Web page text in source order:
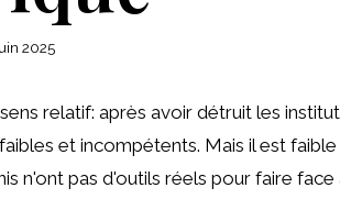
2025
relatif: après avoir détruit les
et incompétents. Mais il est
n'ont pas d'outils réels pour faire face